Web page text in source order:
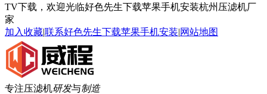
TV下载，欢迎光临好色先生下载苹果手机安装杭州压滤机厂
家
加入收藏|联系好色先生下载苹果手机安装|网站地图
专注压滤机研发与制造